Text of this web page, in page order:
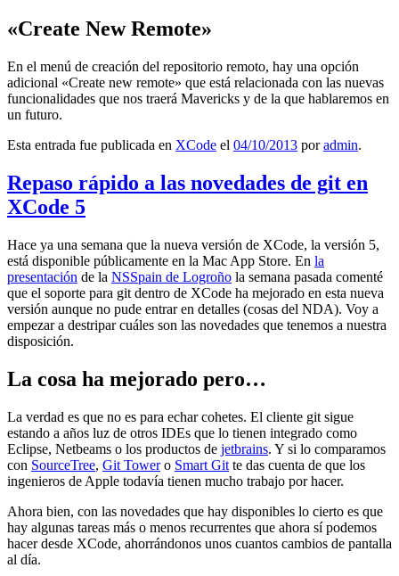
«Create New Remote»
En el menú de creación del repositorio remoto, hay una opción
adicional «Create new remote» que está relacionada con las nuevas
funcionalidades que nos traerá Mavericks y de la que hablaremos en
un futuro.
Esta entrada fue publicada en XCode el 04/10/2013 poradmin.
Repaso rápido a las novedades de git en
XCode 5
Hace ya una semana que la nueva versión de XCode, la versión 5,
está disponible públicamente en la Mac App Store. En la
presentación de la NSSpain de Logroño la semana pasada comenté
que el soporte para git dentro de XCode ha mejorado en esta nueva
versión aunque no pude entrar en detalles (cosas del NDA). Voy a
empezar a destripar cuáles son las novedades que tenemos a nuestra
disposición.
La cosa ha mejorado pero…
La verdad es que no es para echar cohetes. El cliente git sigue
estando a años luz de otros IDEs que lo tienen integrado como
Eclipse, Netbeams o los productos de jetbrains. Y si lo comparamos
con SourceTree, Git Towero Smart Git te das cuenta de que los
ingenieros de Apple todavía tienen mucho trabajo por hacer.
Ahora bien, con las novedades que hay disponibles lo cierto es que
hay algunas tareas más o menos recurrentes que ahora sí podemos
hacer desde XCode, ahorrándonos unos cuantos cambios de pantalla
al día.